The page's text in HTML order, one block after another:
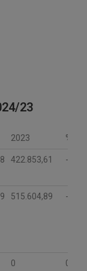
23
2023 %
422.853,61 -
515.604,89 -
0 0